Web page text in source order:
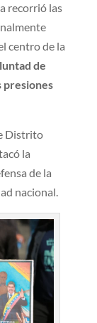
recorrió las
centro de la
de
presiones
Distrito
la
de la
nacional.